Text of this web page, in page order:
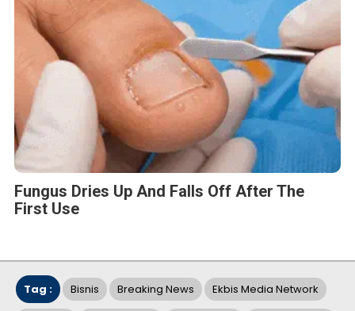
Fungus Dries Up And Falls Off After The
First Use
Tag : Bisnis Breaking News Ekbis Media Network